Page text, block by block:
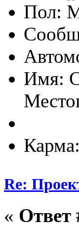
Пол:
Имя:
Re:
« Ответ